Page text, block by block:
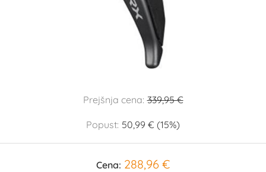
Prejšnja cena: 339,95 €
Popust: 50,99 € (15%)
Cena: 288,96 €